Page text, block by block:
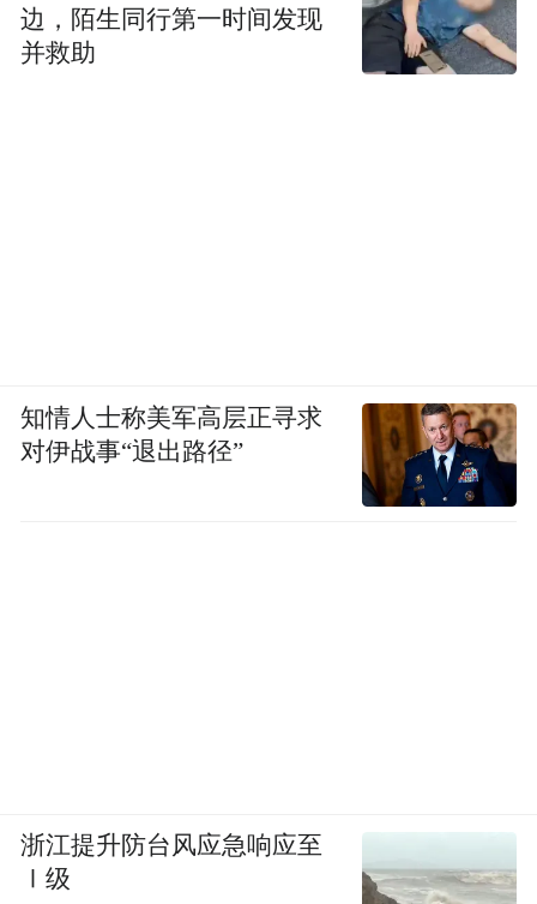
边，陌生同行第一时间发现
并救助
知情人士称美军高层正寻求
对伊战事“退出路径”
浙江提升防台风应急响应至
Ⅰ级